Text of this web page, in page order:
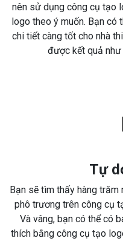
nên sử dụng công cụ tạo
logo theo ý muốn. Bạn có
chi tiết càng tốt cho nhà
được kết quả như
Tự
Bạn sẽ tìm thấy hàng
phô trương trên công cụ
Và vâng, bạn có thể có
thích bằng công cụ tạo